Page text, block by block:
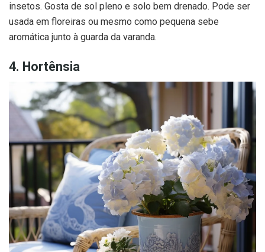
insetos. Gosta de sol pleno e solo bem drenado. Pode ser
usada em floreiras ou mesmo como pequena sebe
aromática junto à guarda da varanda.
4. Hortênsia